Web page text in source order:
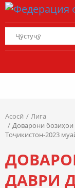
Асосӣ
Лига
Доварони
Тоҷикистон-2023
ДАВРИ